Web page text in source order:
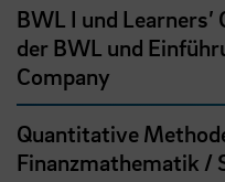
BWL I und
der BWL und
Company
Quantitative
Finanzmathematik /